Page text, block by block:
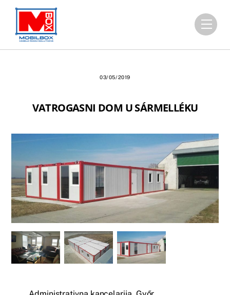
Skip
content
03/05/2019
VATROGASNI DOM U SÁRMELLÉKU